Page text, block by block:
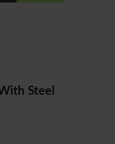
Steel